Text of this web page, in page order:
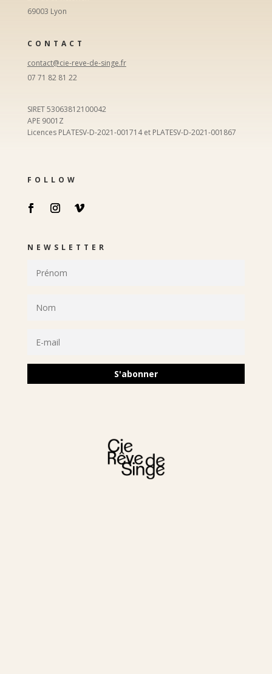
69003 Lyon
CONTACT
contact@cie-reve-de-singe.fr
07 71 82 81 22
SIRET 53063812100042
APE 9001Z
Licences PLATESV-D-2021-001714 et PLATESV-D-2021-001867
FOLLOW
NEWSLETTER
S'abonner